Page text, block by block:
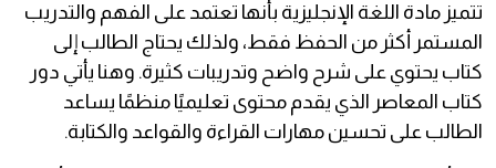
تتميز مادة اللغة الإنجليزية بأنها تعتمد على الفهم والتدريب
المستمر أكثر من الحفظ فقط، ولذلك يحتاج الطالب إلى
كتاب يحتوي على شرح واضح وتدريبات كثيرة. وهنا يأتي دور
كتاب المعاصر الذي يقدم محتوى تعليميًا منظمًا يساعد
الطالب على تحسين مهارات القراءة والقواعد والكتابة.